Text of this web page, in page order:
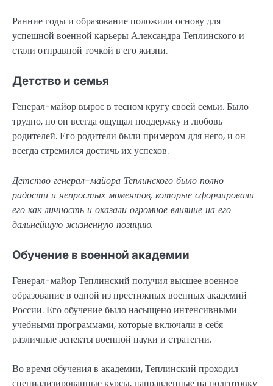
Ранние годы и образование положили основу для
успешной военной карьеры Александра Теплинского и
стали отправной точкой в его жизни.
Детство и семья
Генерал-майор вырос в тесном кругу своей семьи. Было
трудно, но он всегда ощущал поддержку и любовь
родителей. Его родители были примером для него, и он
всегда стремился достичь их успехов.
Детство генерал-майора Теплинского было полно
радости и непростых моментов, которые сформировали
его как личность и оказали огромное влияние на его
дальнейшую жизненную позицию.
Обучение в военной академии
Генерал-майор Теплинский получил высшее военное
образование в одной из престижных военных академий
России. Его обучение было насыщено интенсивными
учебными программами, которые включали в себя
различные аспекты военной науки и стратегии.
Во время обучения в академии, Теплинский проходил
специализированные курсы, направленные на подготовку